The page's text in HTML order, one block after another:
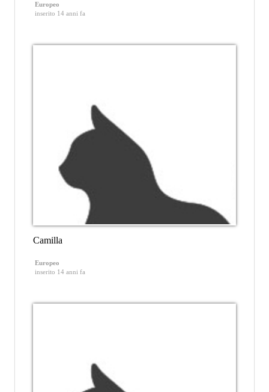
Europeo
inserito 14 anni fa
Camilla
Europeo
inserito 14 anni fa